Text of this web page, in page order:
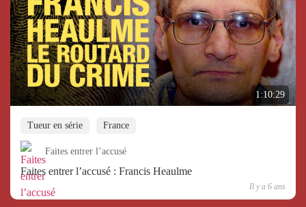
1:10:29
Tueur en série France
Faites entrer l’accusé
Faites entrer l’accusé : Francis Heaulme
Il y a 6 ans